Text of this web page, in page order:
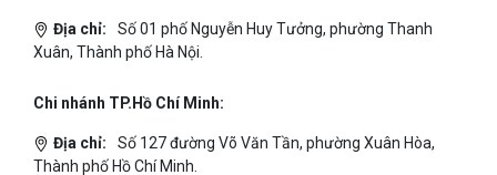
Địa chỉ:
Số 01 phố Nguyễn Huy Tưởng, phường Thanh
Xuân, Thành phố Hà Nội.
Chi nhánh TP.Hồ Chí Minh:
Địa chỉ:
Số 127 đường Võ Văn Tần, phường Xuân Hòa,
Thành phố Hồ Chí Minh.